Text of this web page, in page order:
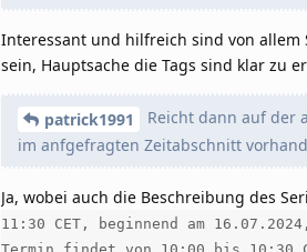
Interessant und hilfreich sind von allem
sein, Hauptsache die Tags sind klar zu
patrick1991
Reicht dann auf der
im anfgefragten Zeitabschnitt
Ja, wobei auch die Beschreibung des
11:30 CET, beginnend am